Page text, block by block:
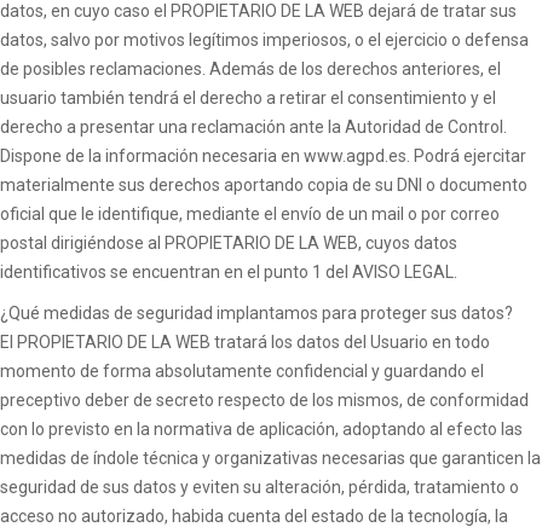
datos, en cuyo caso el PROPIETARIO DE LA WEB dejará de tratar sus
datos, salvo por motivos legítimos imperiosos, o el ejercicio o defensa
de posibles reclamaciones. Además de los derechos anteriores, el
usuario también tendrá el derecho a retirar el consentimiento y el
derecho a presentar una reclamación ante la Autoridad de Control.
Dispone de la información necesaria en www.agpd.es. Podrá ejercitar
materialmente sus derechos aportando copia de su DNI o documento
oficial que le identifique, mediante el envío de un mail o por correo
postal dirigiéndose al PROPIETARIO DE LA WEB, cuyos datos
identificativos se encuentran en el punto 1 del AVISO LEGAL.
¿Qué medidas de seguridad implantamos para proteger sus datos?
El PROPIETARIO DE LA WEB tratará los datos del Usuario en todo
momento de forma absolutamente confidencial y guardando el
preceptivo deber de secreto respecto de los mismos, de conformidad
con lo previsto en la normativa de aplicación, adoptando al efecto las
medidas de índole técnica y organizativas necesarias que garanticen la
seguridad de sus datos y eviten su alteración, pérdida, tratamiento o
acceso no autorizado, habida cuenta del estado de la tecnología, la